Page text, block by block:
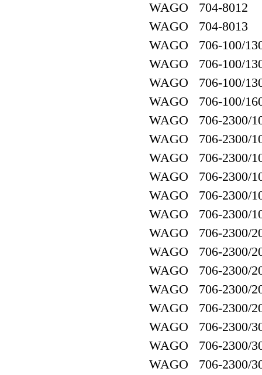
WAGO 704-8012
WAGO 704-8013
WAGO 706-100/
WAGO 706-100/
WAGO 706-100/
WAGO 706-100/
WAGO 706-2300/
WAGO 706-2300/
WAGO 706-2300/
WAGO 706-2300/
WAGO 706-2300/
WAGO 706-2300/
WAGO 706-2300/
WAGO 706-2300/
WAGO 706-2300/
WAGO 706-2300/
WAGO 706-2300/
WAGO 706-2300/
WAGO 706-2300/
WAGO 706-2300/